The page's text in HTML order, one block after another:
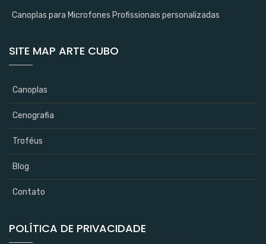
Canoplas para Microfones Profissionais personalizadas
SITE MAP ARTE CUBO
Canoplas
Cenografia
Troféus
Blog
Contato
POLÍTICA DE PRIVACIDADE